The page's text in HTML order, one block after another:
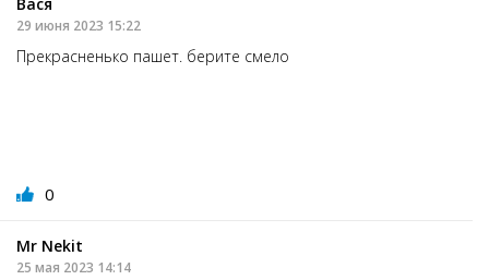
29 июня 2023 15:22
Прекрасненько пашет. берите смело
0
Mr Nekit
25 мая 2023 14:14